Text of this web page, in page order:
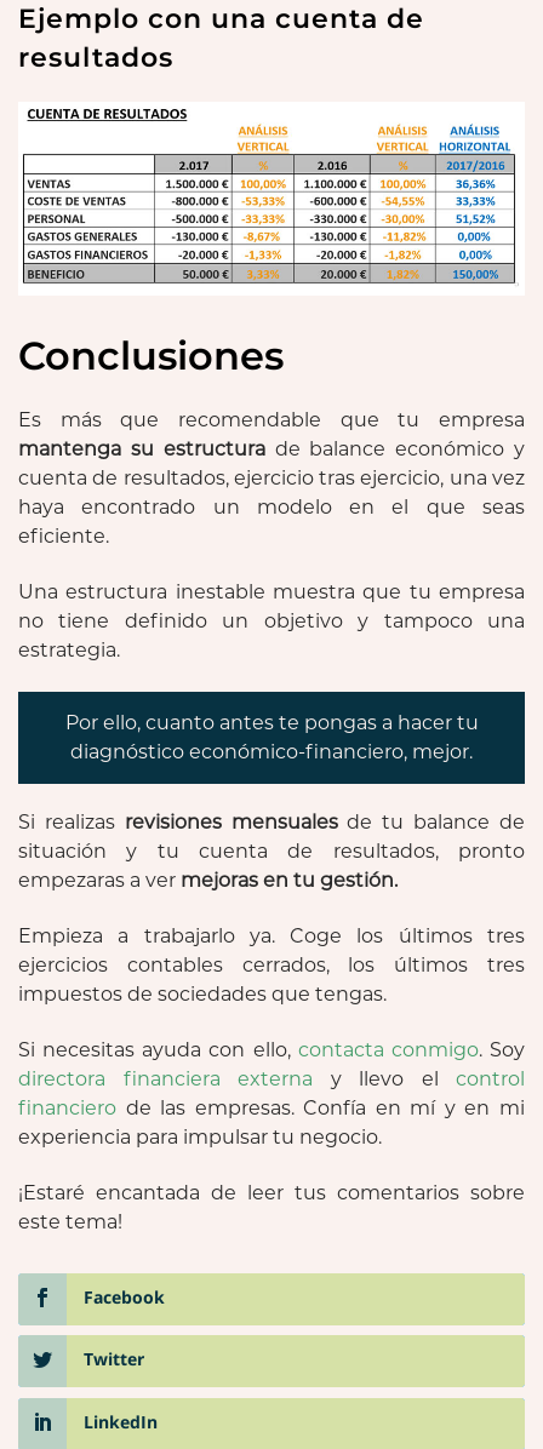
Ejemplo con una cuenta de
resultados
Conclusiones
Es más que recomendable que tu empresa
mantenga su estructurade balance económico y
cuenta de resultados, ejercicio tras ejercicio, una vez
haya encontrado un modelo en el que seas
eficiente.
Una estructura inestable muestra que tu empresa
no tiene definido un objetivo y tampoco una
estrategia.
Por ello, cuanto antes te pongas a hacer tu
diagnóstico económico-financiero, mejor.
Si realizas revisiones mensualesde tu balance de
situación y tu cuenta de resultados, pronto
empezaras a ver mejoras en tu gestión.
Empieza a trabajarlo ya. Coge los últimos tres
ejercicios contables cerrados, los últimos tres
impuestos de sociedades que tengas.
Si necesitas ayuda con ello, contacta conmigo. Soy
directora financiera externa y llevo el control
financiero de las empresas. Confía en mí y en mi
experiencia para impulsar tu negocio.
¡Estaré encantada de leer tus comentarios sobre
este tema!
Facebook
Twitter
LinkedIn